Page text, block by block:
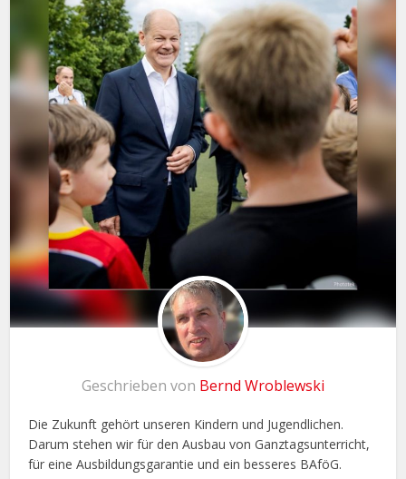
Geschrieben von Bernd Wroblewski
Die Zukunft gehört unseren Kindern und Jugendlichen.
Darum stehen wir für den Ausbau von Ganztagsunterricht,
für eine Ausbildungsgarantie und ein besseres BAföG.